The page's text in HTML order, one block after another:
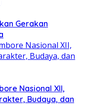
Gerakan
Nasional XII,
Budaya, dan